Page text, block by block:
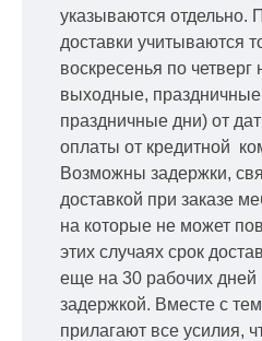
указываются отдельно.
доставки учитываются
воскресенья по
выходные, праздничные
праздничные дни) от
оплаты от кредитной
Возможны задержки,
доставкой при заказе
на которые не может
этих случаях срок
еще на 30 рабочих дней
задержкой. Вместе с
прилагают все усилия,